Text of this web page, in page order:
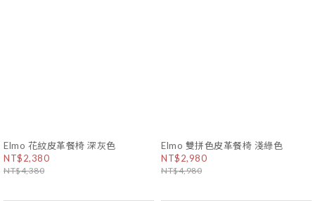
Elmo 花紋皮革餐椅 深灰色
NT$2,380
NT$4,380
Elmo 雙拼色皮革餐椅 淺綠色
NT$2,980
NT$4,980